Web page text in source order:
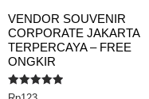
VENDOR SOUVENIR
CORPORATE JAKARTA
TERPERCAYA – FREE
ONGKIR
Rated